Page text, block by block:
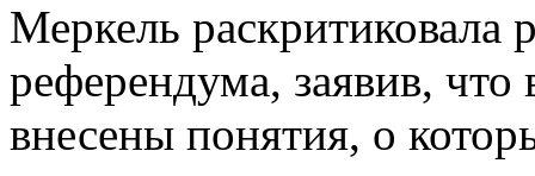
Меркель
референдума, заявив,
внесены понятия, о